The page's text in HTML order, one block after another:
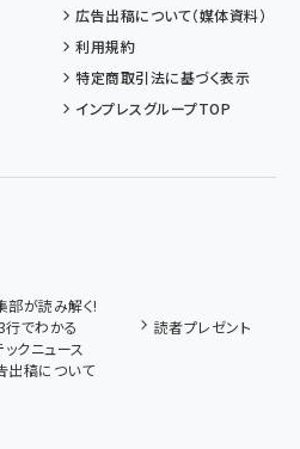
広告出稿について（媒体資料）
利用規約
特定商取引法に基づく表示
インプレスグループTOP
部が読み解く!
行でわかる
ックニュース
読者プレゼント
出稿について